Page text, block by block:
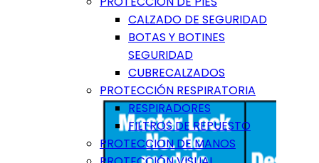
CALZADO DE SEGURIDAD
BOTAS Y BOTINES
SEGURIDAD
CUBRECALZADOS
PROTECCIÓN RESPIRATORIA
RESPIRADORES
FILTROS DE REPUESTO
PROTECCION DE MANOS